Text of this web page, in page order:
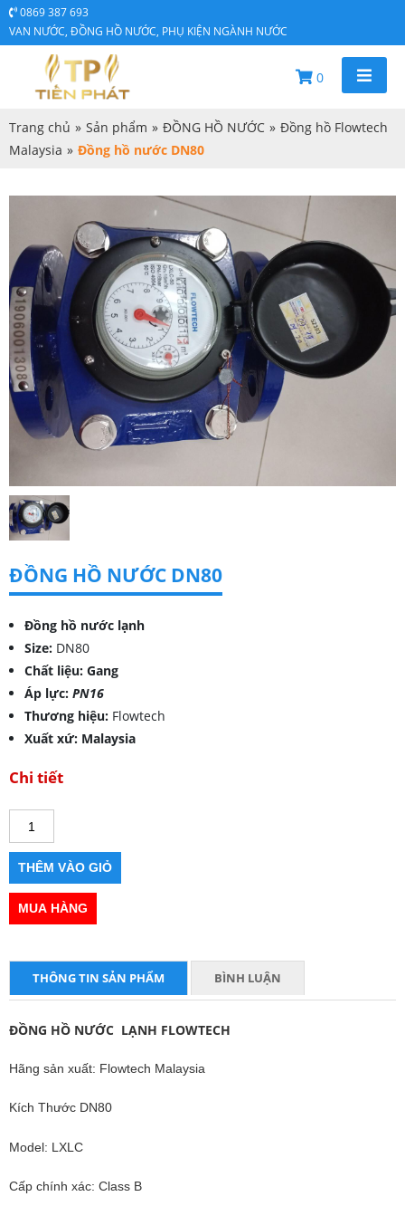
0869 387 693
VAN NƯỚC, ĐỒNG HỒ NƯỚC, PHỤ KIỆN NGÀNH NƯỚC
0
Trang chủ » Sản phẩm » ĐỒNG HỒ NƯỚC » Đồng hồ Flowtech
Malaysia » Đồng hồ nước DN80
ĐỒNG HỒ NƯỚC DN80
Đồng hồ nước lạnh
Size: DN80
Chất liệu: Gang
Áp lực: PN16
Thương hiệu: Flowtech
Xuất xứ: Malaysia
Chi tiết
THÔNG TIN SẢN PHẨM BÌNH LUẬN
ĐỒNG HỒ NƯỚC LẠNH FLOWTECH
Hãng sản xuất: Flowtech Malaysia
Kích Thước DN80
Model: LXLC
Cấp chính xác: Class B